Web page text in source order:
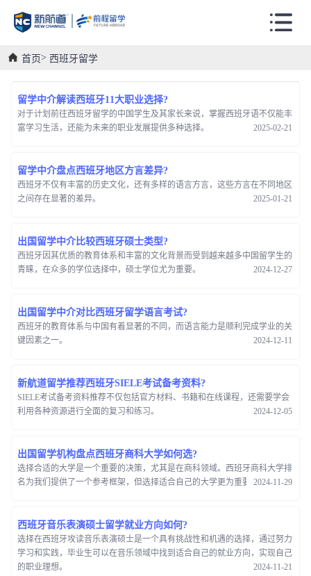
首页 西班牙留学
留学中介解读西班牙11大职业选择?
对于计划前往西班牙留学的中国学生及其家长来说，掌握西班牙语不仅能丰
富学习生活，还能为未来的职业发展提供多种选择。
2025-02-21
留学中介盘点西班牙地区方言差异?
西班牙不仅有丰富的历史文化，还有多样的语言方言，这些方言在不同地区
之间存在显著的差异。
2025-01-21
出国留学中介比较西班牙硕士类型?
西班牙因其优质的教育体系和丰富的文化背景而受到越来越多中国留学生的
青睐，在众多的学位选择中，硕士学位尤为重要。
2024-12-27
出国留学中介对比西班牙留学语言考试?
西班牙的教育体系与中国有着显著的不同，而语言能力是顺利完成学业的关
键因素之一。
2024-12-11
新航道留学推荐西班牙SIELE考试备考资料?
SIELE考试备考资料推荐不仅包括官方材料、书籍和在线课程，还需要学会
利用各种资源进行全面的复习和练习。
2024-12-05
出国留学机构盘点西班牙商科大学如何选?
选择合适的大学是一个重要的决策，尤其是在商科领域。西班牙商科大学排
名为我们提供了一个参考框架，但选择适合自己的大学更为重要。2024-11-29
西班牙音乐表演硕士留学就业方向如何?
选择在西班牙攻读音乐表演硕士是一个具有挑战性和机遇的选择，通过努力
学习和实践，毕业生可以在音乐领域中找到适合自己的就业方向，实现自己
的职业理想。
2024-11-21